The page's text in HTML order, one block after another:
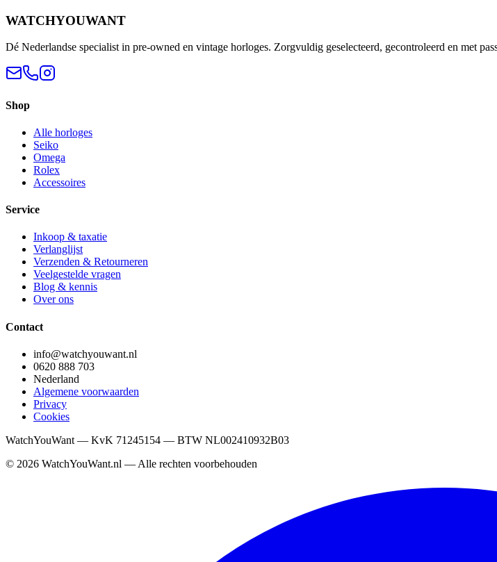
WATCHYOUWANT
Dé Nederlandse specialist in pre-owned en vintage horloges. Zorgvuldig geselecteerd, gecontroleerd en met
Shop
Alle horloges
Seiko
Omega
Rolex
Accessoires
Service
Inkoop & taxatie
Verlanglijst
Verzenden & Retourneren
Veelgestelde vragen
Blog & kennis
Over ons
Contact
info@watchyouwant.nl
0620 888 703
Nederland
Algemene voorwaarden
Privacy
Cookies
WatchYouWant — KvK 71245154 — BTW NL002410932B03
© 2026 WatchYouWant.nl — Alle rechten voorbehouden